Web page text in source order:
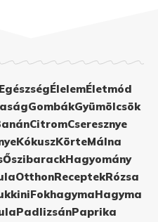
EgészségÉlelemÉletmód
GombákGyümölcsök
CitromCseresznye
KókuszKörteMálna
ŐszibarackHagyomány
OtthonReceptekRózsa
FokhagymaHagyma
PadlizsánPaprika